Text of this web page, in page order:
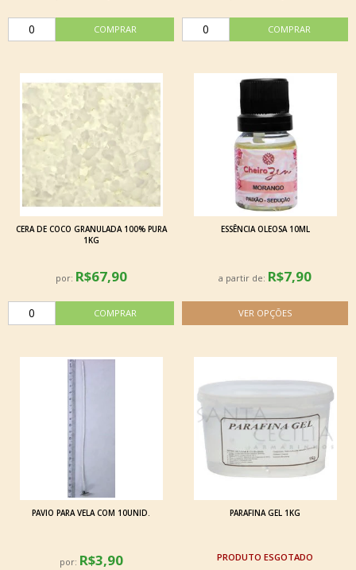
CERA DE COCO GRANULADA 100% PURA
1KG
por: R$67,90
ESSÊNCIA OLEOSA 10ML
a partir de: R$7,90
PAVIO PARA VELA COM 10UNID.
por: R$3,90
PARAFINA GEL 1KG
ESGOTADO